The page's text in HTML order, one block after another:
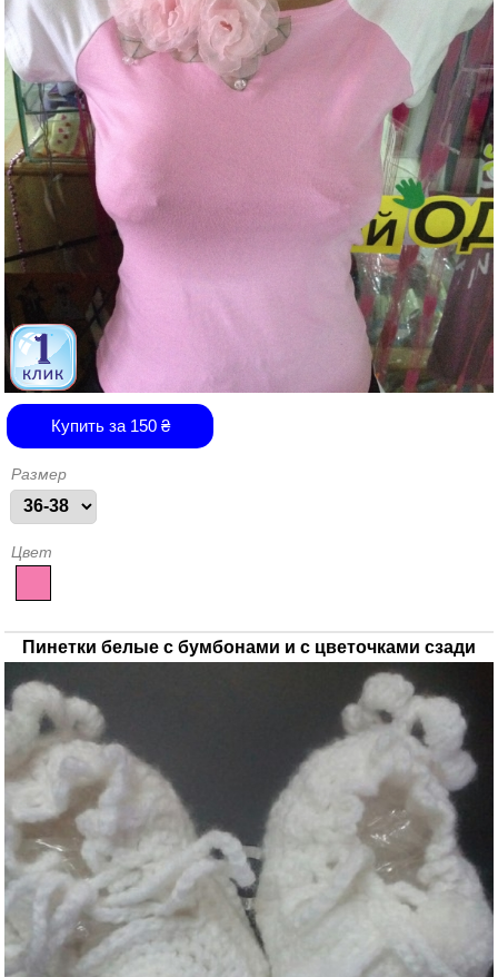
Купить за 150₴
Размер
Цвет
Пинетки белые с бумбонами и с цветочками сзади